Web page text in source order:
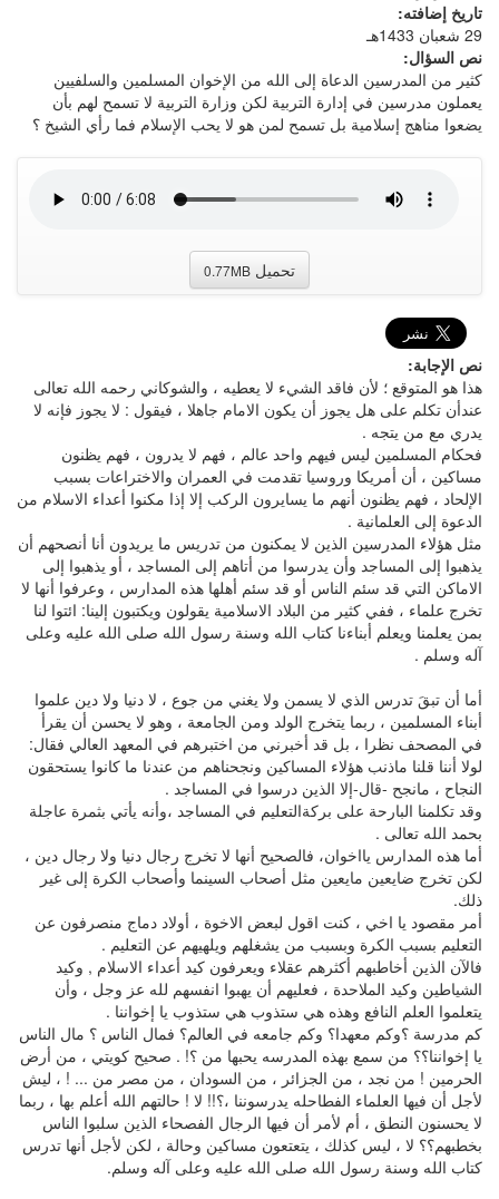
تاريخ إضافته:
29 شعبان 1433هـ
نص السؤال:
كثير من المدرسين الدعاة إلى الله من الإخوان المسلمين والسلفيين
يعملون مدرسين في إدارة التربية لكن وزارة التربية لا تسمح لهم بأن
يضعوا مناهج إسلامية بل تسمح لمن هو لا يحب الإسلام فما رأي الشيخ ؟
تحميل 0.77MB
نص الإجابة:
هذا هو المتوقع ؛ لأن فاقد الشيء لا يعطيه ، والشوكاني رحمه الله تعالى
عندأن تكلم على هل يجوز أن يكون الامام جاهلا ، فيقول : لا يجوز فإنه لا
يدري مع من يتجه .
فحكام المسلمين ليس فيهم واحد عالم ، فهم لا يدرون ، فهم يظنون
مساكين ، أن أمريكا وروسيا تقدمت في العمران والاختراعات بسبب
الإلحاد ، فهم يظنون أنهم ما يسايرون الركب إلا إذا مكنوا أعداء الاسلام من
الدعوة إلى العلمانية .
مثل هؤلاء المدرسين الذين لا يمكنون من تدريس ما يريدون أنا أنصحهم أن
يذهبوا إلى المساجد وأن يدرسوا من أتاهم إلى المساجد ، أو يذهبوا إلى
الاماكن التي قد سئم الناس أو قد سئم أهلها هذه المدارس ، وعرفوا أنها لا
تخرج علماء ، ففي كثير من البلاد الاسلامية يقولون ويكتبون إلينا: ائتوا لنا
بمن يعلمنا ويعلم أبناءنا كتاب الله وسنة رسول الله صلى الله عليه وعلى
آله وسلم .
أما أن تبقَ تدرس الذي لا يسمن ولا يغني من جوع ، لا دنيا ولا دين علموا
أبناء المسلمين ، ربما يتخرج الولد ومن الجامعة ، وهو لا يحسن أن يقرأ
في المصحف نظرا ، بل قد أخبرني من اختبرهم في المعهد العالي فقال:
لولا أننا قلنا ماذنب هؤلاء المساكين ونجحناهم من عندنا ما كانوا يستحقون
النجاح ، مانجح -قال-إلا الذين درسوا في المساجد .
وقد تكلمنا البارحة على بركةالتعليم في المساجد ،وأنه يأتي بثمرة عاجلة
بحمد الله تعالى .
أما هذه المدارس يااخوان، فالصحيح أنها لا تخرج رجال دنيا ولا رجال دين ،
لكن تخرج ضايعين مايعين مثل أصحاب السينما وأصحاب الكرة إلى غير
ذلك.
أمر مقصود يا اخي ، كنت اقول لبعض الاخوة ، أولاد دماج منصرفون عن
التعليم بسبب الكرة وبسبب من يشغلهم ويلهيهم عن التعليم .
فالآن الذين أخاطبهم أكثرهم عقلاء ويعرفون كيد أعداء الاسلام , وكيد
الشياطين وكيد الملاحدة ، فعليهم أن يهبوا انفسهم لله عز وجل ، وأن
يتعلموا العلم النافع وهذه هي ستذوب هي ستذوب يا إخواننا .
كم مدرسة ؟وكم معهدا؟ وكم جامعه في العالم؟ فمال الناس ؟ مال الناس
يا إخواننا؟؟ من سمع بهذه المدرسه يحبها من ؟! . صحيح كويتي ، من أرض
الحرمين ! من نجد ، من الجزائر ، من السودان ، من مصر من ... ! ، ليش
لأجل أن فيها العلماء الفطاحله يدرسوننا ،؟!! لا ! حالتهم الله أعلم بها ، ربما
لا يحسنون النطق ، أم لأمر أن فيها الرجال الفصحاء الذين سلبوا الناس
بخطبهم؟؟ لا ، ليس كذلك ، يتعتعون مساكين وحالة ، لكن لأجل أنها تدرس
كتاب الله وسنة رسول الله صلى الله عليه وعلى آله وسلم.